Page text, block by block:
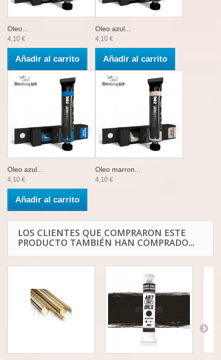
Oleo...
4,10 €
Añadir al carrito
Oleo azul...
4,10 €
Añadir al carrito
Oleo azul...
4,10 €
Añadir al carrito
Oleo marron...
4,10 €
LOS CLIENTES QUE COMPRARON ESTE
PRODUCTO TAMBIÉN HAN COMPRADO...